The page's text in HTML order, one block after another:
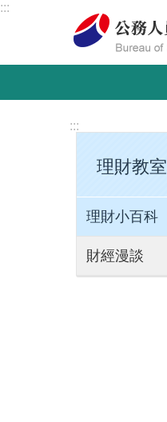
跳到主要內容區塊
:::
:::
理財教室
理財小百科
財經漫談